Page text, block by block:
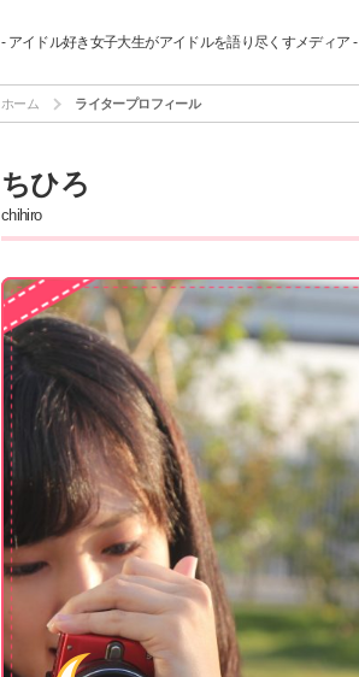
- アイドル好き女子大生がアイドルを語り尽くすメディア -
ホーム ライタープロフィール
ちひろ
chihiro